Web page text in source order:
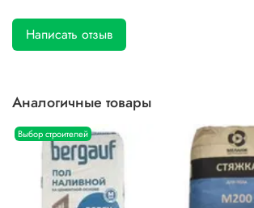
Написать отзыв
Аналогичные товары
Выбор строителей